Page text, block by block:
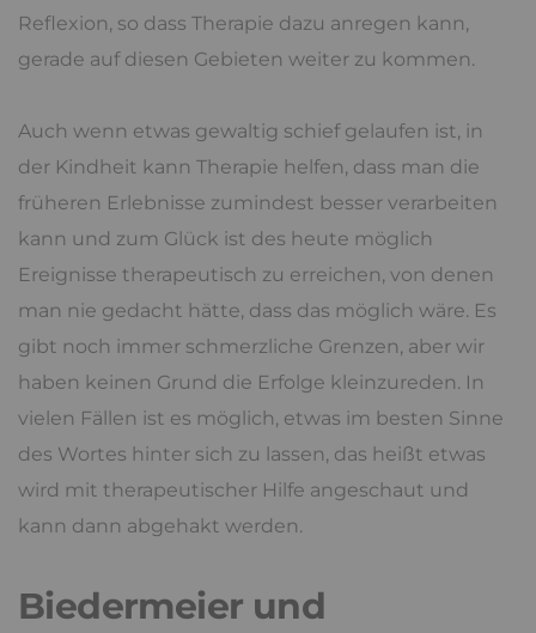
Reflexion, so dass Therapie dazu anregen kann,
gerade auf diesen Gebieten weiter zu kommen.
Auch wenn etwas gewaltig schief gelaufen ist, in
der Kindheit kann Therapie helfen, dass man die
früheren Erlebnisse zumindest besser verarbeiten
kann und zum Glück ist des heute möglich
Ereignisse therapeutisch zu erreichen, von denen
man nie gedacht hätte, dass das möglich wäre. Es
gibt noch immer schmerzliche Grenzen, aber wir
haben keinen Grund die Erfolge kleinzureden. In
vielen Fällen ist es möglich, etwas im besten Sinne
des Wortes hinter sich zu lassen, das heißt etwas
wird mit therapeutischer Hilfe angeschaut und
kann dann abgehakt werden.
Biedermeier und